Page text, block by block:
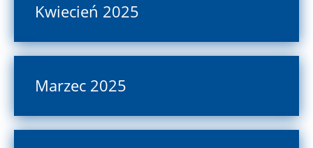
Kwiecień 2025
Marzec 2025